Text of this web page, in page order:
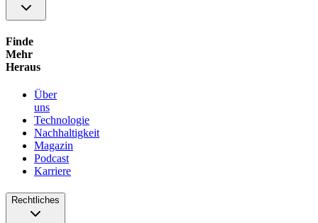
Finde
Mehr
Heraus
Über
uns
Technologie
Nachhaltigkeit
Magazin
Podcast
Karriere
Rechtliches